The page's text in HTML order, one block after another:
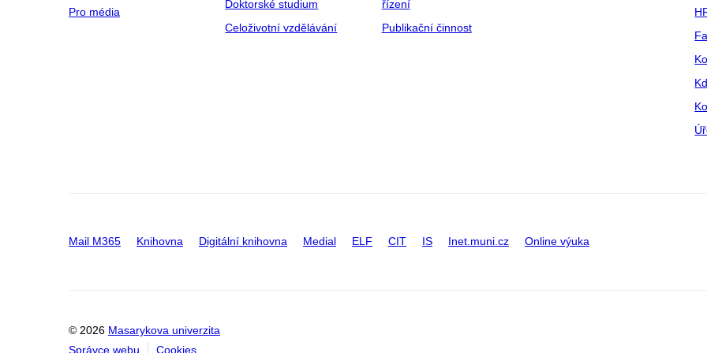
Pro média
Doktorské studium
Celoživotní vzdělávání
řízení
Publikační činnost
Mail M365 Knihovna Digitální knihovna Medial ELF CIT IS Inet.muni.cz Online výuka
© 2026 Masarykova univerzita
Správce webu
Cookies